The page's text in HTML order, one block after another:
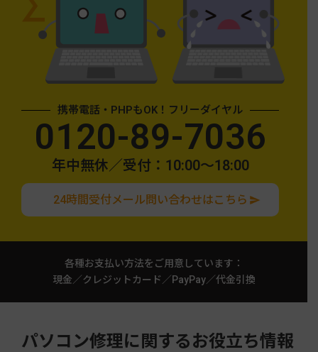
携帯電話・PHPもOK！フリーダイヤル
0120-89-7036
年中無休／受付：10:00〜18:00
24時間受付メール問い合わせはこちら
各種お支払い方法をご用意しています：
現金／クレジットカード／PayPay／代金引換
パソコン修理に関するお役立ち情報